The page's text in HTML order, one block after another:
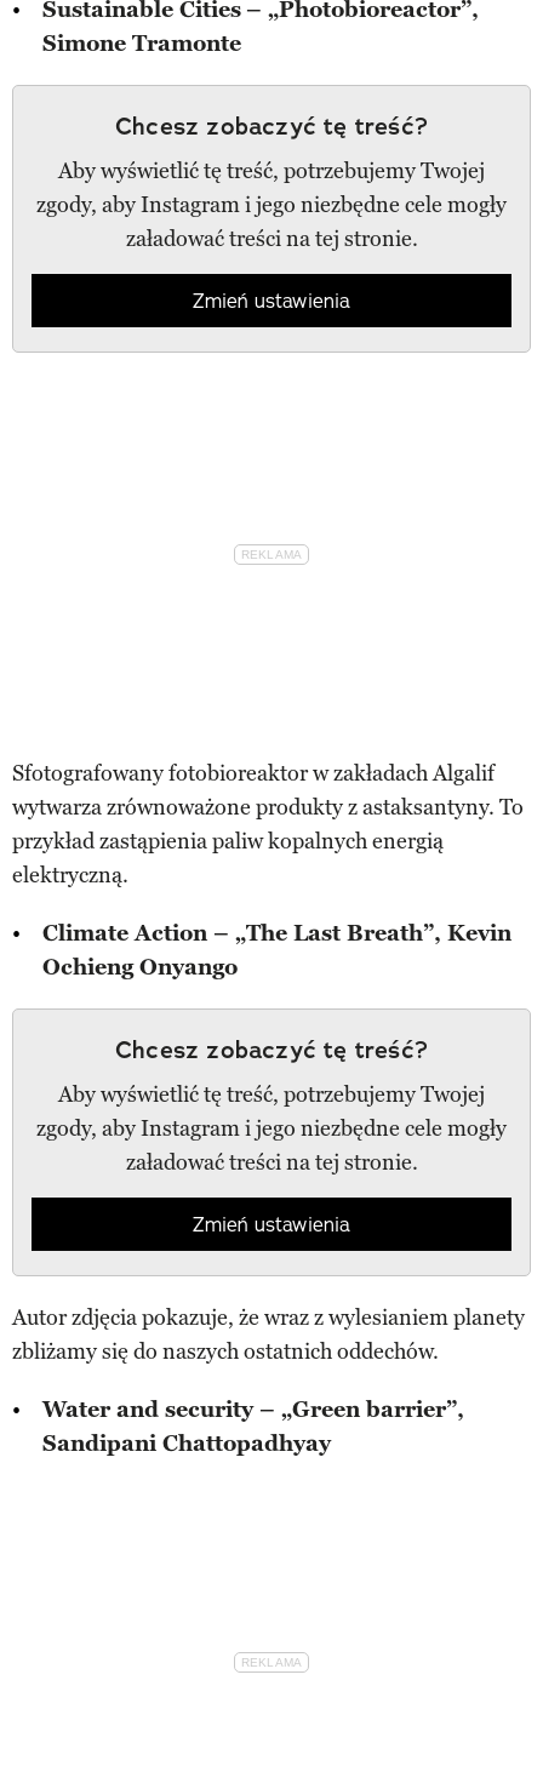
Sustainable Cities – „Photobioreactor”,
Simone Tramonte
Chcesz zobaczyć tę treść?
Aby wyświetlić tę treść, potrzebujemy Twojej
zgody, aby Instagram i jego niezbędne cele mogły
załadować treści na tej stronie.
Zmień ustawienia
Sfotografowany fotobioreaktor w zakładach Algalif
wytwarza zrównoważone produkty z astaksantyny. To
przykład zastąpienia paliw kopalnych energią
elektryczną.
Climate Action – „The Last Breath”, Kevin
Ochieng Onyango
Chcesz zobaczyć tę treść?
Aby wyświetlić tę treść, potrzebujemy Twojej
zgody, aby Instagram i jego niezbędne cele mogły
załadować treści na tej stronie.
Zmień ustawienia
Autor zdjęcia pokazuje, że wraz z wylesianiem planety
zbliżamy się do naszych ostatnich oddechów.
Water and security – „Green barrier”,
Sandipani Chattopadhyay